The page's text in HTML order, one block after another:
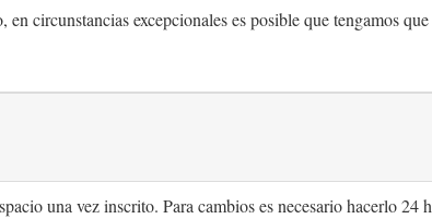
circunstancias excepcionales es posible que tengamos
una vez inscrito. Para cambios es necesario hacerlo 24